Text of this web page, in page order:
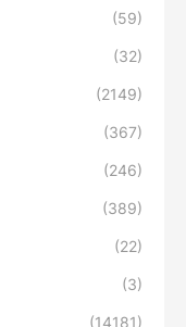
(59)
(32)
(2149)
(367)
(246)
(389)
(22)
(3)
(14181)